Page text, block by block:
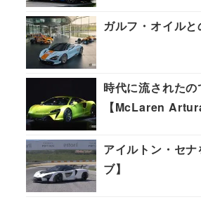
ガルフ・オイル
時代に流された
【McLaren
アイルトン・セ
ブ】